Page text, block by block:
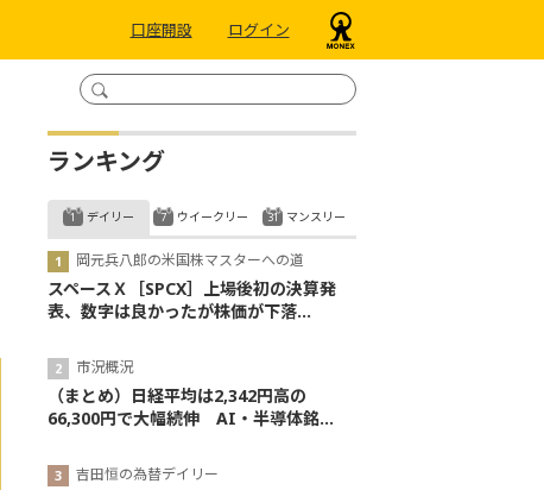
口座開設 ログイン
ランキング
デイリー
岡元兵八郎の米国株マスターへの道
スペースＸ［SPCX］上場後初の決算発
表、数字は良かったが株価が下落...
市況概況
（まとめ）日経平均は2,342円高の
66,300円で大幅続伸 AI・半導体銘...
吉田恒の為替デイリー
ウイークリー マンスリー